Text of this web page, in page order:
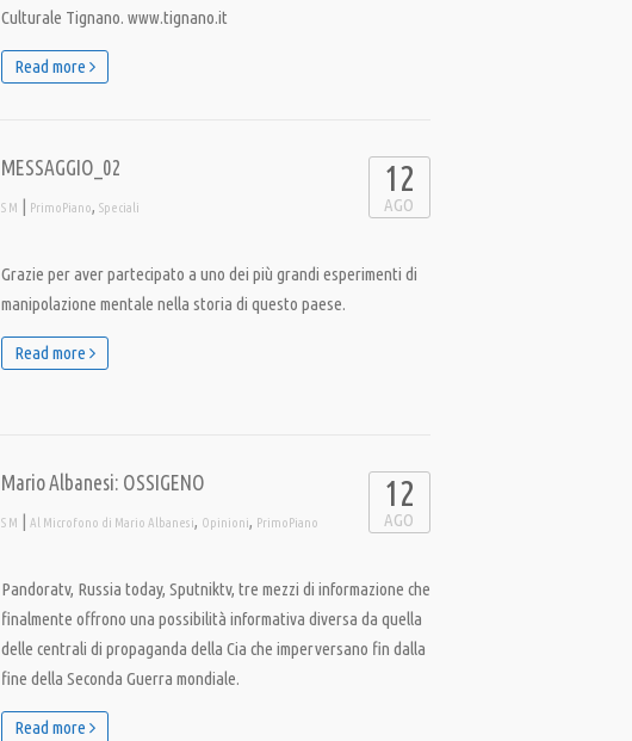
Culturale Tignano. www.tignano.it
Read more
MESSAGGIO_02
S M | PrimoPiano, Speciali
12
AGO
Grazie per aver partecipato a uno dei più grandi esperimenti di
manipolazione mentale nella storia di questo paese.
Read more
Mario Albanesi: OSSIGENO
S M | Al Microfono di Mario Albanesi, Opinioni, PrimoPiano
12
AGO
Pandoratv, Russia today, Sputniktv, tre mezzi di informazione che
finalmente offrono una possibilità informativa diversa da quella
delle centrali di propaganda della Cia che imperversano fin dalla
fine della Seconda Guerra mondiale.
Read more